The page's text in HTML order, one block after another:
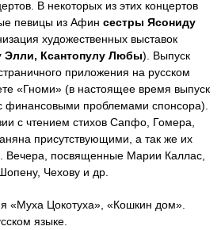
В некоторых из этих концертов
певицы из Афин сестры Ясониду
художественных выставок
Элли, Ксантопулу Любы). Выпуск
приложения на русском
«Гноми» (в настоящее время выпуск
финансовыми проблемами спонсора).
с чтением стихов Сапфо, Гомера,
присутствующими, а так же их
Вечера, посвященные Марии Каллас,
Чехову и др.
«Муха Цокотуха», «Кошкин дом».
языке.